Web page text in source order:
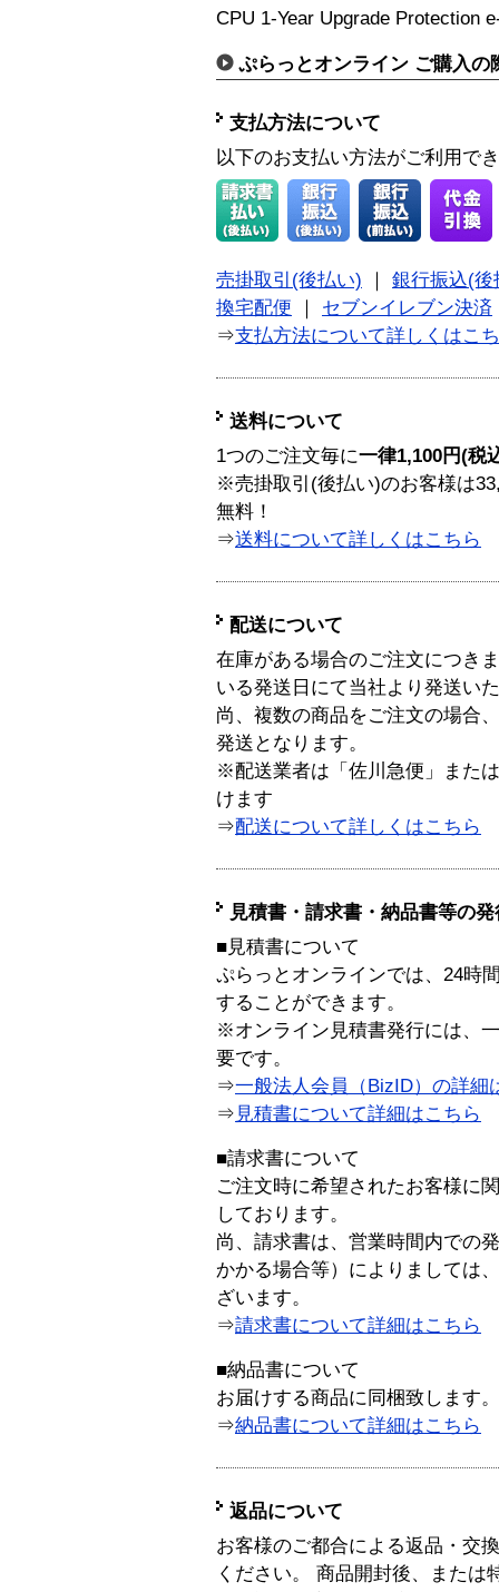
CPU 1-Year Upgrade Protection
ぷらっとオンライン ご購入の
支払方法について
以下のお支払い方法がご利用で
売掛取引(後払い)
銀行振込(後
換宅配便
セブンイレブン決済
⇒支払方法について詳しくはこ
送料について
1つのご注文毎に一律1,100円(税
※売掛取引(後払い)のお客様は
無料！
⇒送料について詳しくはこちら
配送について
在庫がある場合のご注文につき
いる発送日にて当社より発送い
尚、複数の商品をご注文の場合
発送となります。
※配送業者は「佐川急便」また
けます
⇒配送について詳しくはこちら
見積書・請求書・納品書等の
■見積書について
ぷらっとオンラインでは、24時
することができます。
※オンライン見積書発行には、
要です。
⇒一般法人会員（BizID）の詳細
⇒ 見積書について詳細はこちら
■請求書について
ご注文時に希望されたお客様に
しております。
尚、請求書は、営業時間内での
かかる場合等）によりましては
ざいます。
⇒請求書について詳細はこちら
■納品書について
お届けする商品に同梱致します。
⇒納品書について詳細はこちら
返品について
お客様のご都合による返品・交
ください。 商品開封後、または